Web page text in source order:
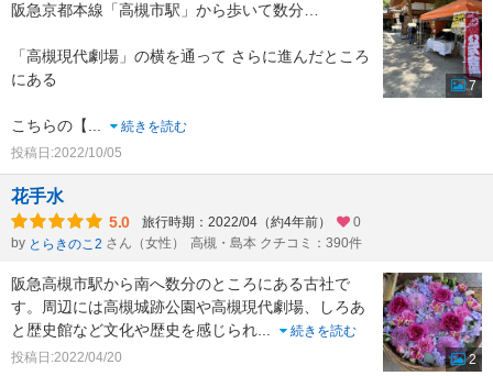
阪急京都本線「高槻市駅」から歩いて数分…
「高槻現代劇場」の横を通って さらに進んだところ
にある
こちらの【
続きを読む
投稿日:2022/10/05
7
花手水
5.0 旅行時期：2022/04（約4年前）
0
by とらきのこ2 さん（女性） 高槻・島本 クチコミ：390件
阪急高槻市駅から南へ数分のところにある古社で
す。周辺には高槻城跡公園や高槻現代劇場、しろあ
と歴史館など文化や歴史を感じられ
続きを読む
投稿日:2022/04/20
2